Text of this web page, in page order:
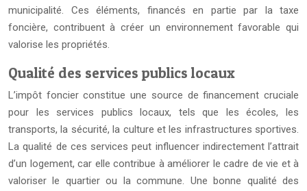
municipalité. Ces éléments, financés en partie par la taxe
foncière, contribuent à créer un environnement favorable qui
valorise les propriétés.
Qualité des services publics locaux
L’impôt foncier constitue une source de financement cruciale
pour les services publics locaux, tels que les écoles, les
transports, la sécurité, la culture et les infrastructures sportives.
La qualité de ces services peut influencer indirectement l’attrait
d’un logement, car elle contribue à améliorer le cadre de vie et à
valoriser le quartier ou la commune. Une bonne qualité des